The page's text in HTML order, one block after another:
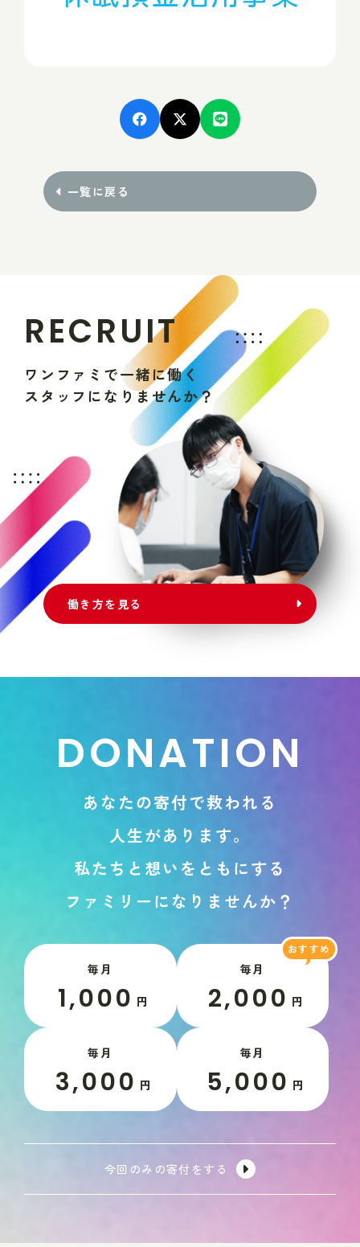
一覧に戻る
RECRUIT
ワ ン フ ァ ミ で一緒に働く
ス タ ッ フ にな りま せんか？
働き方を見る
DONATION
あ な たの寄付で救われ る
人生があ り ま す。
私た ち と 想い を と も にする
フ ァ ミ リ ーに な り ま せんか ？
毎月
1,000 円
毎月
2,000 円
毎月
3,000 円
毎月
5,000 円
今回のみの寄付をする